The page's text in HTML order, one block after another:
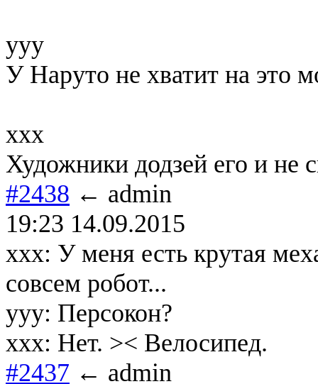
yyy
У Наруто не хватит на это
xxx
Художники додзей его и не
#2438 ← admin
19:23 14.09.2015
xxx: У меня есть крутая
совсем робот...
yyy: Персокон?
xxx: Нет. >< Велосипед.
#2437 ← admin